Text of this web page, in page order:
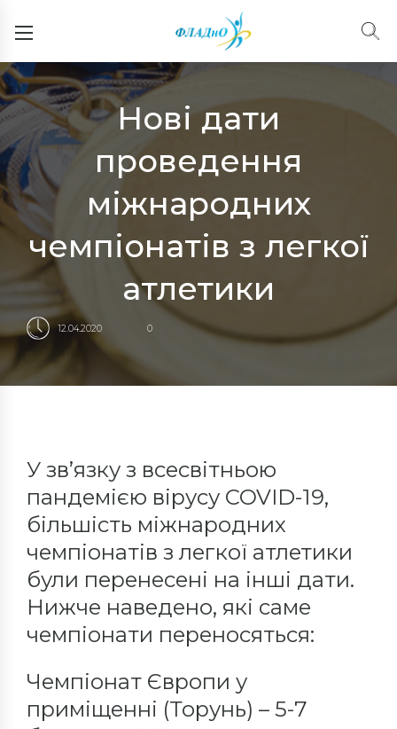
Нові дати
проведення
міжнародних
чемпіонатів з легкої
атлетики
12.04.2020 0
У зв’язку з всесвітньою
пандемією вірусу COVID-19,
більшість міжнародних
чемпіонатів з легкої атлетики
були перенесені на інші дати.
Нижче наведено, які саме
чемпіонати переносяться:
Чемпіонат Європи у
приміщенні (Торунь) – 5-7